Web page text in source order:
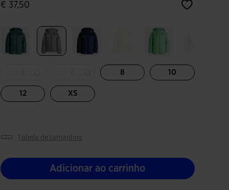
€ 37,50
8 10
12 XS
tabela de tamanhos
Adicionar ao carrinho